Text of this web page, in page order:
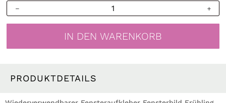
Frühling
und
Fensterdeko
IN DEN WARENKORB
PRODUKTDETAILS